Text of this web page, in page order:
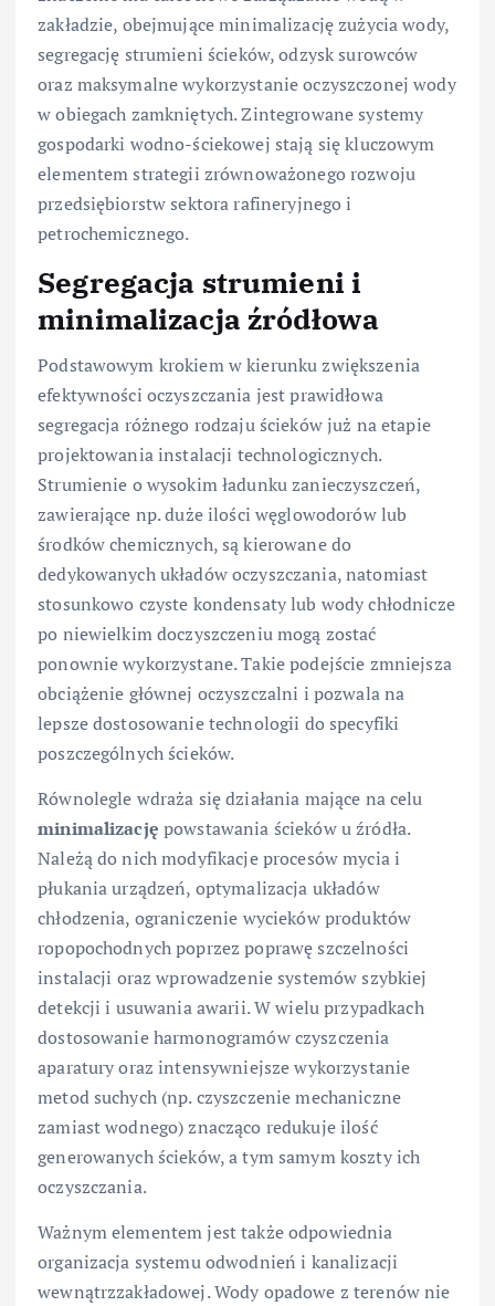
zakładzie, obejmujące minimalizację zużycia wody,
segregację strumieni ścieków, odzysk surowców
oraz maksymalne wykorzystanie oczyszczonej wody
w obiegach zamkniętych. Zintegrowane systemy
gospodarki wodno-ściekowej stają się kluczowym
elementem strategii zrównoważonego rozwoju
przedsiębiorstw sektora rafineryjnego i
petrochemicznego.
Segregacja strumieni i
minimalizacja źródłowa
Podstawowym krokiem w kierunku zwiększenia
efektywności oczyszczania jest prawidłowa
segregacja różnego rodzaju ścieków już na etapie
projektowania instalacji technologicznych.
Strumienie o wysokim ładunku zanieczyszczeń,
zawierające np. duże ilości węglowodorów lub
środków chemicznych, są kierowane do
dedykowanych układów oczyszczania, natomiast
stosunkowo czyste kondensaty lub wody chłodnicze
po niewielkim doczyszczeniu mogą zostać
ponownie wykorzystane. Takie podejście zmniejsza
obciążenie głównej oczyszczalni i pozwala na
lepsze dostosowanie technologii do specyfiki
poszczególnych ścieków.
Równolegle wdraża się działania mające na celu
minimalizację powstawania ścieków u źródła.
Należą do nich modyfikacje procesów mycia i
płukania urządzeń, optymalizacja układów
chłodzenia, ograniczenie wycieków produktów
ropopochodnych poprzez poprawę szczelności
instalacji oraz wprowadzenie systemów szybkiej
detekcji i usuwania awarii. W wielu przypadkach
dostosowanie harmonogramów czyszczenia
aparatury oraz intensywniejsze wykorzystanie
metod suchych (np. czyszczenie mechaniczne
zamiast wodnego) znacząco redukuje ilość
generowanych ścieków, a tym samym koszty ich
oczyszczania.
Ważnym elementem jest także odpowiednia
organizacja systemu odwodnień i kanalizacji
wewnątrzzakładowej. Wody opadowe z terenów nie